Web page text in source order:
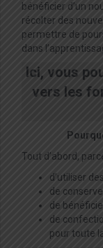
bénéficier d’un
récolter des
permettre de
dans
Ici, vous
vers les
Tout d’abord,
d’utiliser
de
de
de
pour toute